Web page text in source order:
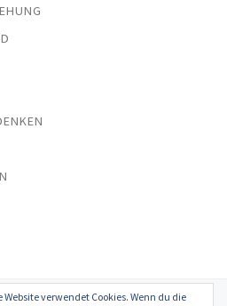
verwendet Cookies. Wenn du die